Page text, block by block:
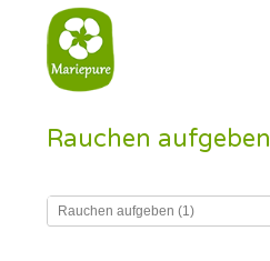
Rauchen aufgeben